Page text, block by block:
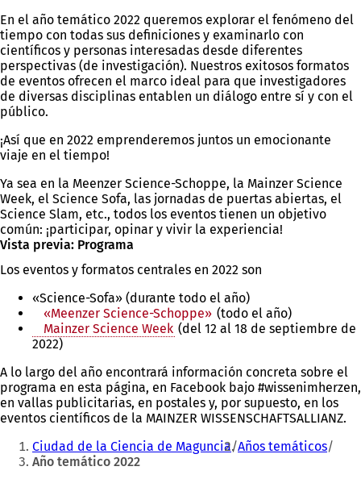
En el año temático 2022 queremos explorar el fenómeno del
tiempo con todas sus definiciones y examinarlo con
científicos y personas interesadas desde diferentes
perspectivas (de investigación). Nuestros exitosos formatos
de eventos ofrecen el marco ideal para que investigadores
de diversas disciplinas entablen un diálogo entre sí y con el
público.
¡Así que en 2022 emprenderemos juntos un emocionante
viaje en el tiempo!
Ya sea en la Meenzer Science-Schoppe, la Mainzer Science
Week, el Science Sofa, las jornadas de puertas abiertas, el
Science Slam, etc., todos los eventos tienen un objetivo
común: ¡participar, opinar y vivir la experiencia!
Vista previa: Programa
Los eventos y formatos centrales en 2022 son
«Science-Sofa» (durante todo el año)
«Meenzer Science-Schoppe» (todo el año)
Mainzer Science Week (del 12 al 18 de septiembre de
2022)
A lo largo del año encontrará información concreta sobre el
programa en esta página, en Facebook bajo #wissenimherzen,
en vallas publicitarias, en postales y, por supuesto, en los
eventos científicos de la MAINZER WISSENSCHAFTSALLIANZ.
Estás
aquí:
Ciudad de la Ciencia de Maguncia Años temáticos
Año temático 2022